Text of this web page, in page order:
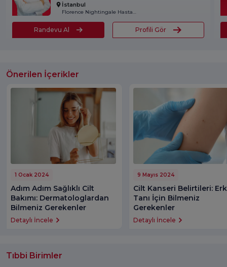
İstanbul
Florence Nightingale Hastanesi
Randevu Al Profili Gör
Önerilen İçerikler
1 Ocak 2024
Adım Adım Sağlıklı Cilt
Bakımı: Dermatologlardan
Bilmeniz Gerekenler
Detaylı İncele
9 Mayıs 2024
Cilt Kanseri Belirtileri:
Tanı İçin Bilmeniz
Gerekenler
Detaylı İncele
Tıbbi Birimler